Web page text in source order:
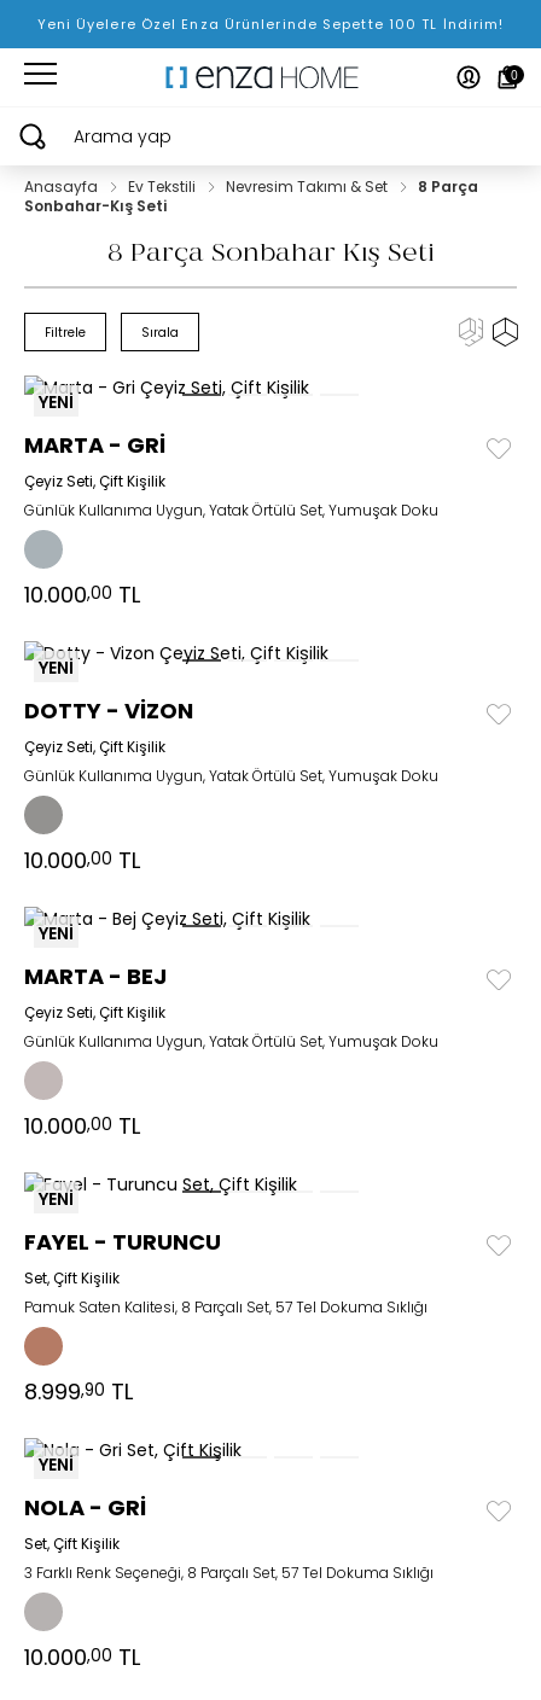
Yeni Üyelere Özel Enza Ürünlerinde Sepette 100 TL İndirim!
0
Arama yap
Anasayfa Ev Tekstili Nevresim Takımı & Set
8 Parça
Sonbahar-Kış Seti
8 Parça Sonbahar Kış Seti
Filtrele Sırala
YENİ
MARTA - GRİ
Çeyiz Seti, Çift Kişilik
Günlük Kullanıma Uygun, Yatak Örtülü Set, Yumuşak Doku
10.000,00 TL
YENİ
DOTTY - VİZON
Çeyiz Seti, Çift Kişilik
Günlük Kullanıma Uygun, Yatak Örtülü Set, Yumuşak Doku
10.000,00 TL
YENİ
MARTA - BEJ
Çeyiz Seti, Çift Kişilik
Günlük Kullanıma Uygun, Yatak Örtülü Set, Yumuşak Doku
10.000,00 TL
YENİ
FAYEL - TURUNCU
Set, Çift Kişilik
Pamuk Saten Kalitesi, 8 Parçalı Set, 57 Tel Dokuma Sıklığı
8.999,90 TL
YENİ
NOLA - GRİ
Set, Çift Kişilik
3 Farklı Renk Seçeneği, 8 Parçalı Set, 57 Tel Dokuma Sıklığı
10.000,00 TL